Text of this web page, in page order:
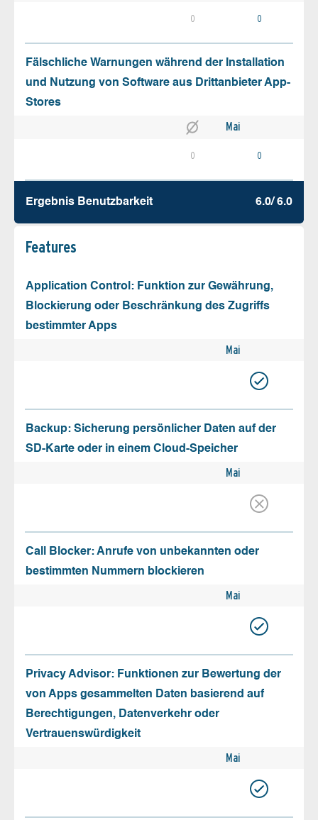
0 0
Fälschliche Warnungen während der Installation
und Nutzung von Software aus Drittanbieter App-
Stores
Mai
0 0
Ergebnis Benutz­barkeit 6.0/ 6.0
Features
Application Control: Funktion zur Gewährung,
Blockierung oder Beschränkung des Zugriffs
bestimmter Apps
Mai
Backup: Sicherung persönlicher Daten auf der
SD-Karte oder in einem Cloud-Speicher
Mai
Call Blocker: Anrufe von unbekannten oder
bestimmten Nummern blockieren
Mai
Privacy Advisor: Funktionen zur Bewertung der
von Apps gesammelten Daten basierend auf
Berechtigungen, Datenverkehr oder
Vertrauenswürdigkeit
Mai